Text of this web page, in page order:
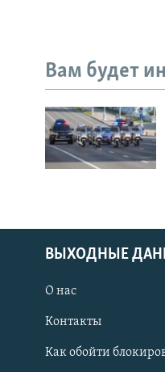
Вам будет
ВЫХОДНЫЕ
О нас
Контакты
Как обойти